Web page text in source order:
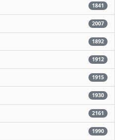
1841
2007
1892
1912
1915
1930
2161
1990